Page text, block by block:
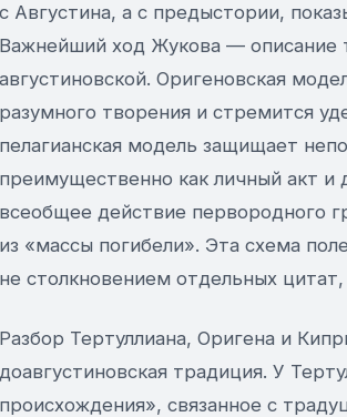
с Августина, а с предыстории,
Важнейший ход Жукова — описание
августиновской. Оригеновская
разумного творения и стремится
пелагианская модель защищает
преимущественно как личный акт и
всеобщее действие первородного
из «массы погибели». Эта схема
не столкновением отдельных
Разбор Тертуллиана, Оригена и
доавгустиновская традиция. У
происхождения», связанное с